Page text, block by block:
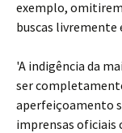
exemplo,
buscas livremente
'A indigência da
ser
aperfeiçoamento
imprensas oficiais